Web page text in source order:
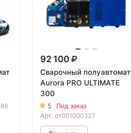
92 100
Сварочный полуавтомат
Aurora PRO ULTIMATE
300
5
Под заказ
Арт. от001000327